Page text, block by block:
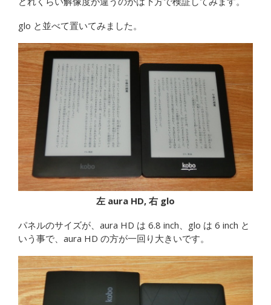
glo と並べて置いてみました。
左 aura HD, 右 glo
パネルのサイズが、aura HD は 6.8 inch、glo は 6 inch と
いう事で、aura HD の方が一回り大きいです。